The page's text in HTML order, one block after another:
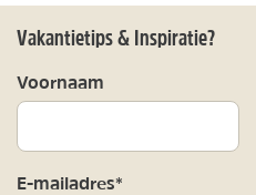
Vakantietips & Inspiratie?
Voornaam
E-mailadres*